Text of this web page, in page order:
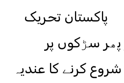
پاکستان تحریک
پھر سڑکوں پر
کرنے کا عندیہ